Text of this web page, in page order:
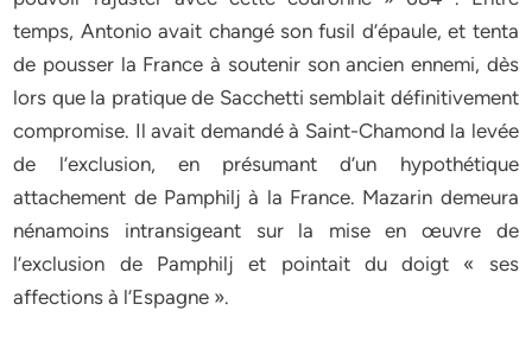
temps, Antonio avait changé son fusil d’épaule, et tenta
de pousser la France à soutenir son ancien ennemi, dès
lors que la pratique de Sacchetti semblait définitivement
compromise. Il avait demandé à Saint-Chamond la levée
de l’exclusion, en présumant d’un hypothétique
attachement de Pamphilj à la France. Mazarin demeura
nénamoins intransigeant sur la mise en œuvre de
l’exclusion de Pamphilj et pointait du doigt « ses
affections à l’Espagne ».